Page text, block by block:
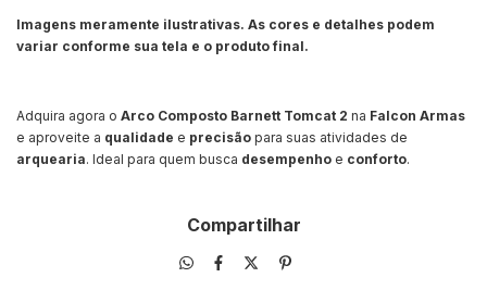
Imagens meramente ilustrativas. As cores e detalhes podem
variar conforme sua tela e o produto final.
Adquira agora o Arco Composto Barnett Tomcat 2 na Falcon Armas
e aproveite a qualidade e precisão para suas atividades de
arquearia. Ideal para quem busca desempenho e conforto.
Compartilhar